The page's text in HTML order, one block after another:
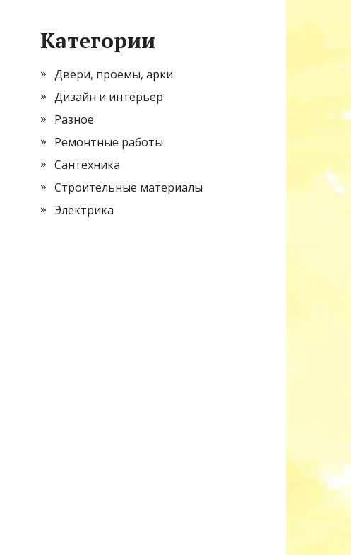
Категории
Двери, проемы, арки
Дизайн и интерьер
Разное
Ремонтные работы
Сантехника
Строительные материалы
Электрика